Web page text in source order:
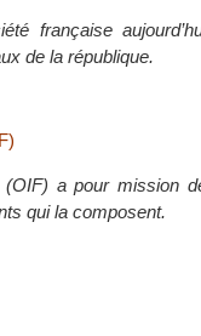
française
de la république.
(OIF) a pour mission
qui la composent.